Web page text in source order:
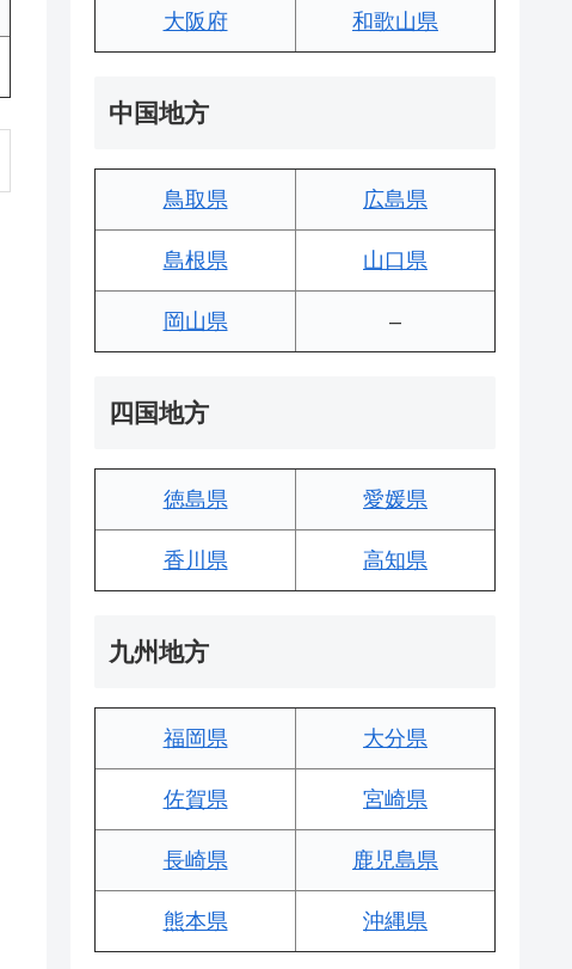
大阪府 和歌山県
中国地方
鳥取県 広島県
島根県 山口県
岡山県 –
四国地方
徳島県 愛媛県
香川県 高知県
九州地方
福岡県 大分県
佐賀県 宮崎県
長崎県 鹿児島県
熊本県 沖縄県